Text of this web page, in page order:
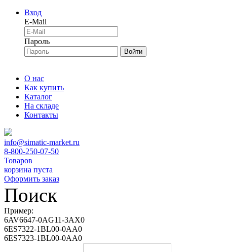
Вход
E-Mail
Пароль
Войти
О нас
Как купить
Каталог
На складе
Контакты
info@simatic-market.ru
8-800-250-07-50
Товаров
корзина пуста
Оформить заказ
Поиск
Пример:
6AV6647-0AG11-3AX0
6ES7322-1BL00-0AA0
6ES7323-1BL00-0AA0